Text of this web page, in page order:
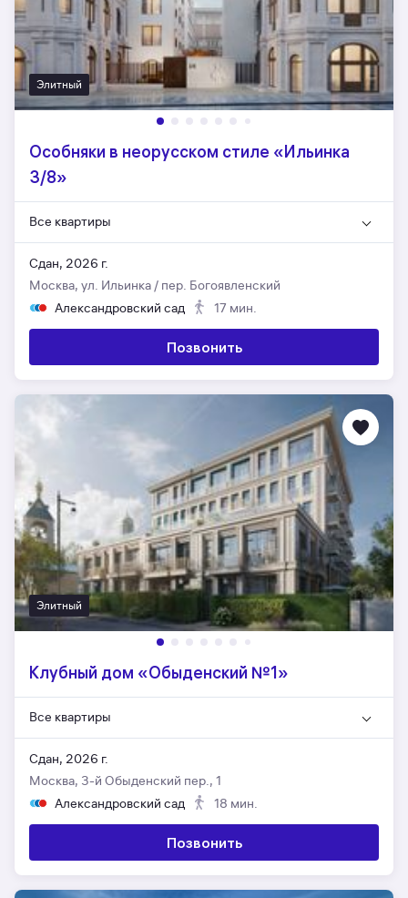
Элитный
Особняки в неорусском стиле «Ильинка
3/8»
Все квартиры
Сдан, 2026 г.
Москва, ул. Ильинка / пер. Богоявленский
Александровский сад
17 мин.
Позвонить
Элитный
Клубный дом «Обыденский №1»
Все квартиры
Сдан, 2026 г.
Москва, 3-й Обыденский пер., 1
Александровский сад
18 мин.
Позвонить